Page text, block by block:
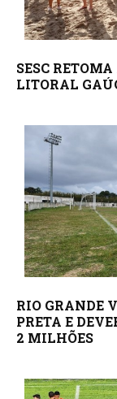
SESC
LITORAL
RIO GRANDE
PRETA E
2 MILHÕES